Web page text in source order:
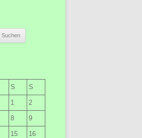
S S
1 2
8 9
15 16